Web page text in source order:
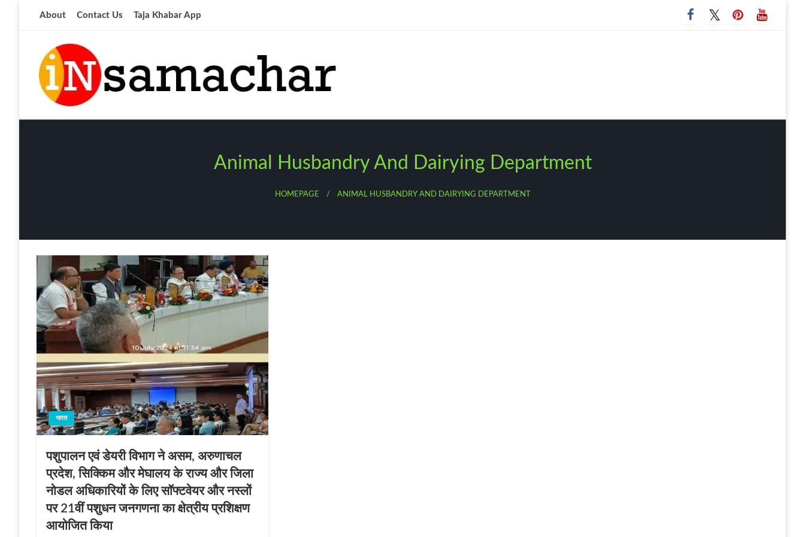
About Contact Us Taja Khabar App
आज की ताजा खबर
Animal Husbandry And Dairying Department
HOMEPAGE ANIMAL HUSBANDRY AND DAIRYING DEPARTMENT
भारत
पशुपालन एवं डेयरी विभाग ने असम, अरुणाचल
प्रदेश, सिक्किम और मेघालय के राज्य और जिला
नोडल अधिकारियों के लिए सॉफ्टवेयर और नस्लों
पर 21वीं पशुधन जनगणना का क्षेत्रीय प्रशिक्षण
आयोजित किया